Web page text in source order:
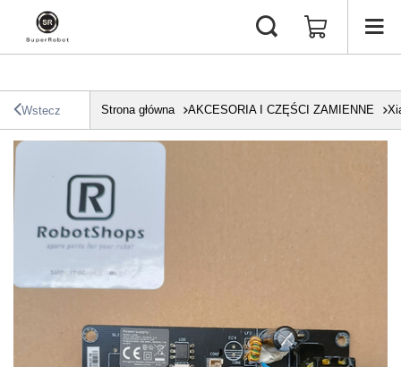
Wstecz Strona główna AKCESORIA I CZĘŚCI ZAMIENNE